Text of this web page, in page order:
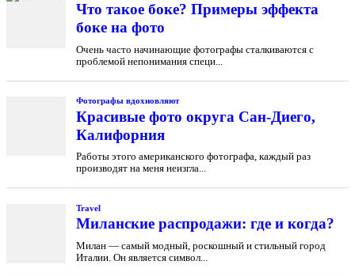
Что такое боке? Примеры эффекта
боке на фото
Очень часто начинающие фотографы сталкиваются с
проблемой непонимания специ...
Фотографы вдохновляют
Красивые фото округа Сан-Диего,
Калифорния
Работы этого американского фотографа, каждый раз
производят на меня неизгла...
Travel
Миланские распродажи: где и когда?
Милан — самый модный, роскошный и стильный город
Италии. Он является символ...